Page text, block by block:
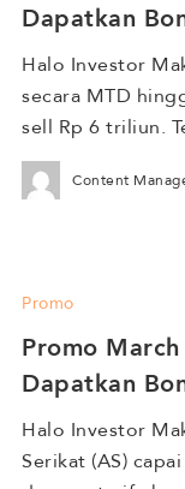
Dapatkan
Hingga Rp
Halo Investor
secara MTD
sell Rp 6 triliun.
rebalancing
komoditas satu
stabilitas rupiah.
Content
Promo
Promo
Dapatkan
Hingga Rp
Halo Investor
Serikat (AS)